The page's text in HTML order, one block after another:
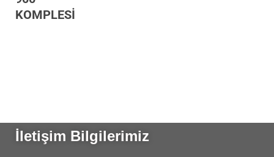
KOMPLESİ
İletişim Bilgilerimiz